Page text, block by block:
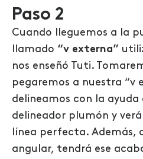
Paso 2
Cuando lleguemos a la
llamado “v externa”
nos enseñó Tuti.
pegaremos a nuestra “v
delineamos con la ayuda
delineador plumón y
línea perfecta. Además,
angular, tendrá ese